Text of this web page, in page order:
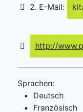
2. E-Mail:
http://
Sprachen:
Deutsch
Französisch